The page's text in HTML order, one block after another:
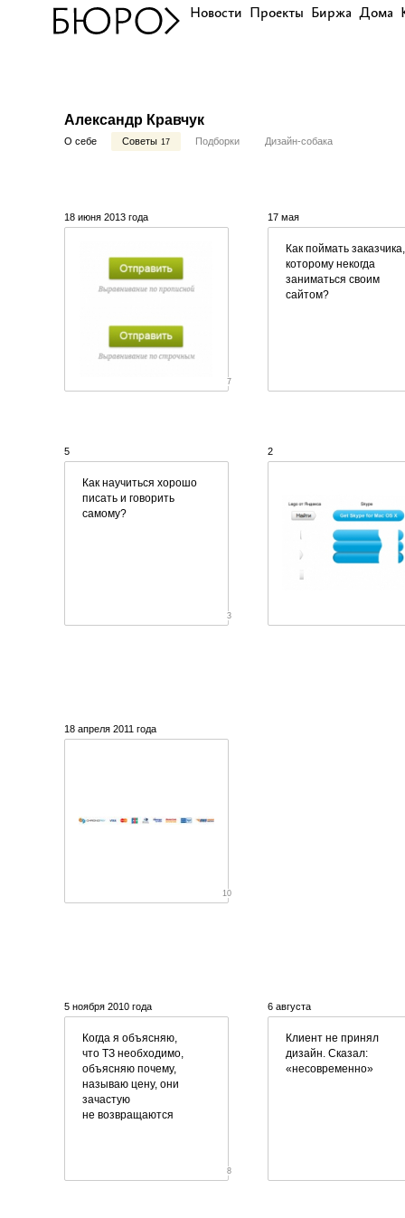
Новости Проекты Биржа Дома
Александр Кравчук
О себе Советы 17 Подборки Дизайн-собака
18 июня 2013 года
7
17 мая
Как поймать заказчика,
которому некогда
заниматься своим
сайтом?
5
Как научиться хорошо
писать и говорить
самому?
3
2
18 апреля 2011 года
10
5 ноября 2010 года
Когда я объясняю,
что ТЗ необходимо,
объясняю почему,
называю цену, они
зачастую
не возвращаются
8
6 августа
Клиент не принял
дизайн. Сказал:
«несовременно»